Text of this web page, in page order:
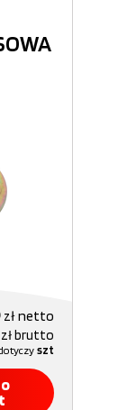
złnetto
złbrutto
szt